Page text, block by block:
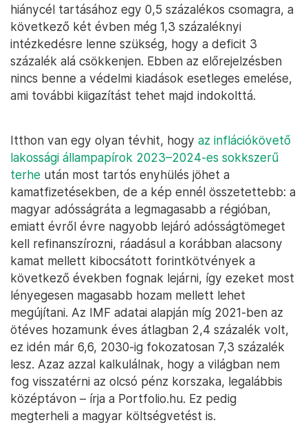
hiánycél tartásához egy 0,5 százalékos csomagra, a
következő két évben még 1,3 százaléknyi
intézkedésre lenne szükség, hogy a deficit 3
százalék alá csökkenjen. Ebben az előrejelzésben
nincs benne a védelmi kiadások esetleges emelése,
ami további kiigazítást tehet majd indokolttá.
Itthon van egy olyan tévhit, hogy az inflációkövető
lakossági állampapírok 2023–2024-es sokkszerű
terhe után most tartós enyhülés jöhet a
kamatfizetésekben, de a kép ennél összetettebb: a
magyar adósságráta a legmagasabb a régióban,
emiatt évről évre nagyobb lejáró adósságtömeget
kell refinanszírozni, ráadásul a korábban alacsony
kamat mellett kibocsátott forintkötvények a
következő években fognak lejárni, így ezeket most
lényegesen magasabb hozam mellett lehet
megújítani. Az IMF adatai alapján míg 2021-ben az
ötéves hozamunk éves átlagban 2,4 százalék volt,
ez idén már 6,6, 2030-ig fokozatosan 7,3 százalék
lesz. Azaz azzal kalkulálnak, hogy a világban nem
fog visszatérni az olcsó pénz korszaka, legalábbis
középtávon – írja a Portfolio.hu. Ez pedig
megterheli a magyar költségvetést is.